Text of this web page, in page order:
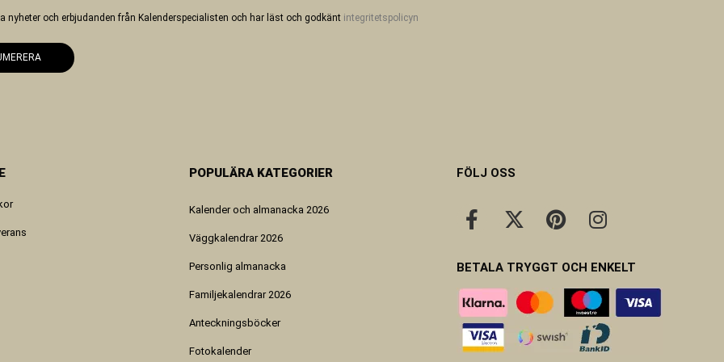
nyheter och erbjudanden från Kalenderspecialisten och har läst och godkänt integritetspolicyn
POPULÄRA KATEGORIER
Kalender och almanacka 2026
Väggkalendrar 2026
Personlig almanacka
Familjekalendrar 2026
Anteckningsböcker
Fotokalender
FÖLJ OSS
BETALA TRYGGT OCH ENKELT